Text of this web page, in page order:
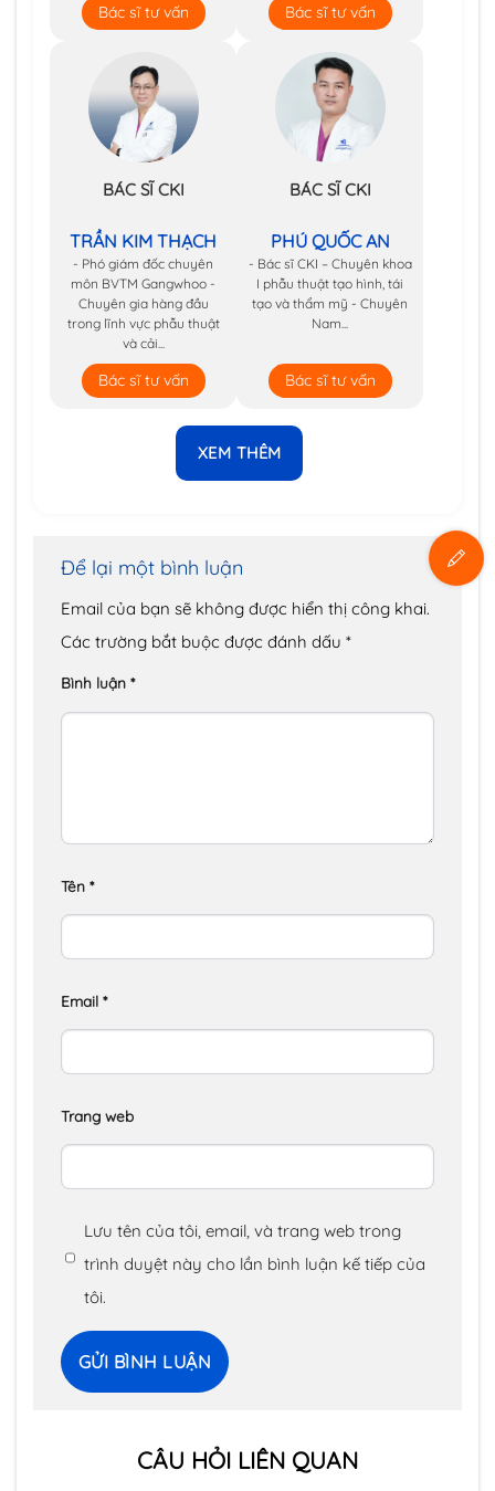
Bác sĩ tư vấn Bác sĩ tư vấn
BÁC SĨ CKI
TRẦN KIM THẠCH
- Phó giám đốc chuyên
môn BVTM Gangwhoo -
Chuyên gia hàng đầu
trong lĩnh vực phẫu thuật
và cải...
Bác sĩ tư vấn
BÁC SĨ CKI
PHÚ QUỐC AN
- Bác sĩ CKI – Chuyên khoa
I phẫu thuật tạo hình, tái
tạo và thẩm mỹ - Chuyên
Nam...
Bác sĩ tư vấn
XEM THÊM
Để lại một bình luận
Email của bạn sẽ không được hiển thị công khai.
Các trường bắt buộc được đánh dấu *
Bình luận *
Tên *
Email *
Trang web
Lưu tên của tôi, email, và trang web trong
trình duyệt này cho lần bình luận kế tiếp của
tôi.
CÂU HỎI LIÊN QUAN